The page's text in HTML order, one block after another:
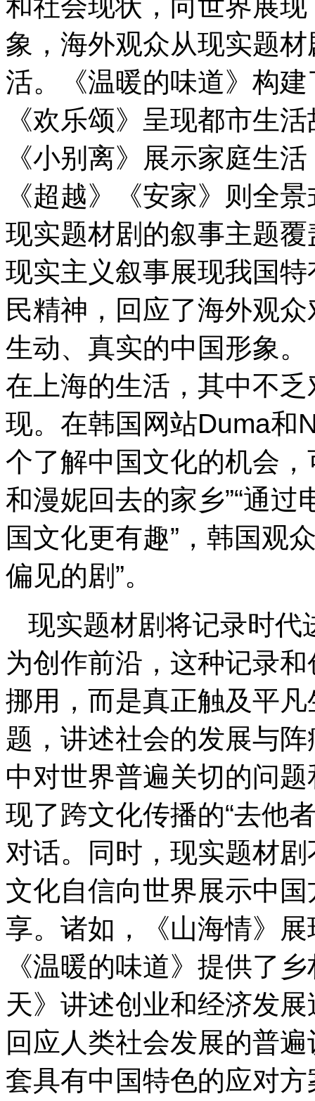
象，海外观众从现实题
活。《温暖的味道》构
《欢乐颂》呈现都市生
《小别离》展示家庭生
《超越》《安家》则全
现实题材剧的叙事主题
现实主义叙事展现我国
民精神，回应了海外观
生动、真实的中国形象
在上海的生活，其中不
现。在韩国网站Duma和
个了解中国文化的机会
和漫妮回去的家乡”“通
国文化更有趣”，韩国观
偏见的剧”。
现实题材剧将记录时代
为创作前沿，这种记录
挪用，而是真正触及平
题，讲述社会的发展与
中对世界普遍关切的问
现了跨文化传播的“去他
对话。同时，现实题材
文化自信向世界展示中
享。诸如，《山海情》
《温暖的味道》提供了
天》讲述创业和经济发
回应人类社会发展的普
套具有中国特色的应对